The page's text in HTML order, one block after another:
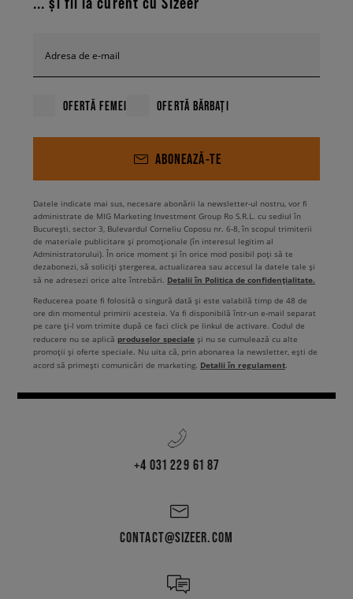
Adresa de e-mail
OFERTĂ FEMEI OFERTĂ BĂRBAȚI
ABONEAZĂ-TE
Datele indicate mai sus, necesare abonării la newsletter-ul nostru, vor fi
administrate de MIG Marketing Investment Group Ro S.R.L. cu sediul în
București, sector 3, Bulevardul Corneliu Coposu nr. 6-8, în scopul trimiterii
de materiale publicitare și promoționale (în interesul legitim al
Administratorului). În orice moment și în orice mod posibil poți să te
dezabonezi, să soliciți ștergerea, actualizarea sau accesul la datele tale și
să ne adresezi orice alte întrebări. Detalii în Politica de confidențialitate.
Reducerea poate fi folosită o singură dată și este valabilă timp de 48 de
ore din momentul primirii acesteia. Va fi disponibilă într-un e-mail separat
pe care ți-l vom trimite după ce faci click pe linkul de activare. Codul de
reducere nu se aplică produselor speciale și nu se cumulează cu alte
promoții și oferte speciale. Nu uita că, prin abonarea la newsletter, ești de
acord să primești comunicări de marketing. Detalii în regulament.
+4 031 229 61 87
CONTACT@SIZEER.COM